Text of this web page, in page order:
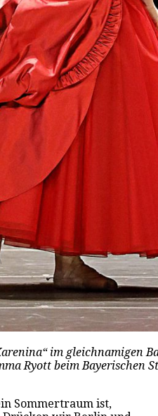
im gleichnamigen
Ryott beim Bayerischen
Sommertraum ist,